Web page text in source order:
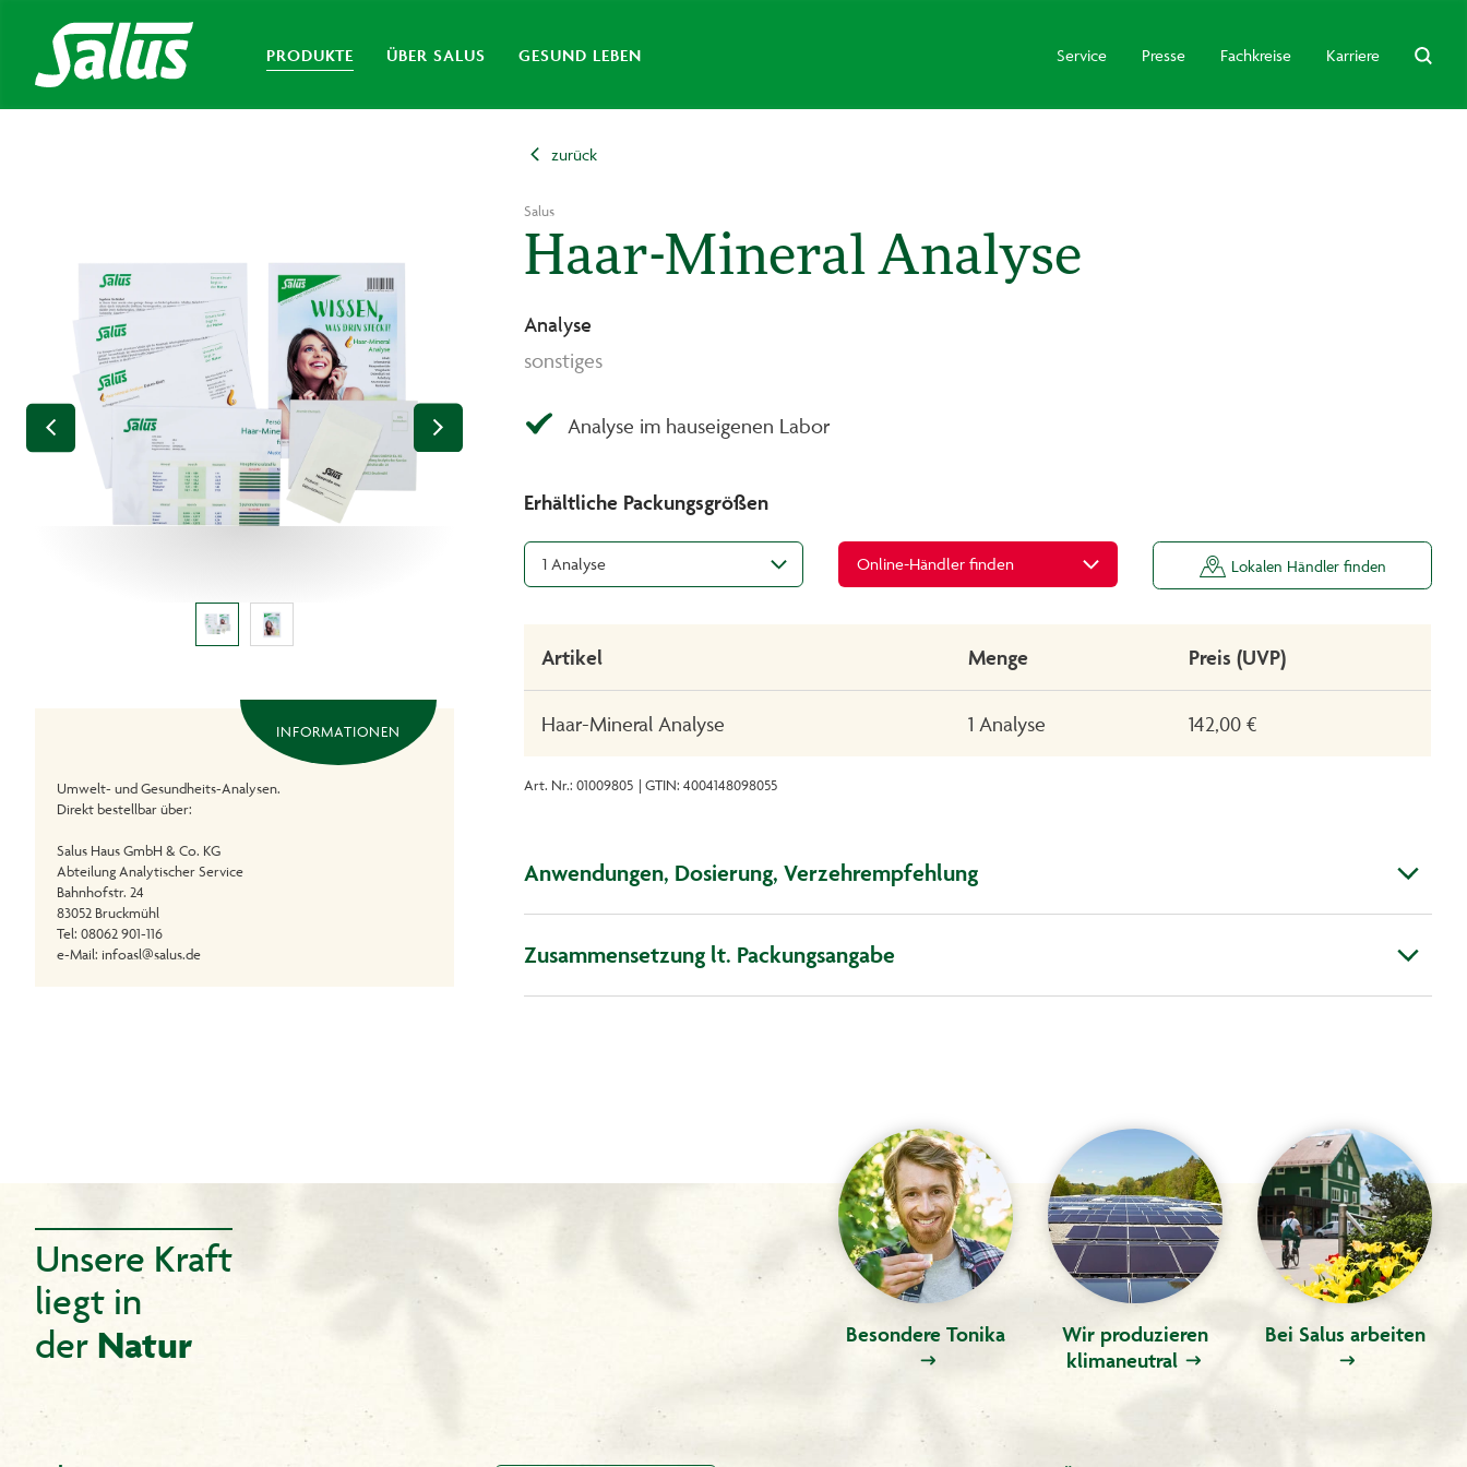
PRODUKTE ÜBER SALUS GESUND LEBEN Service Presse Fachkreise Karriere
zurück
INFORMATIONEN
Umwelt- und Gesundheits-Analysen.
Direkt bestellbar über:
Salus Haus GmbH & Co. KG
Abteilung Analytischer Service
Bahnhofstr. 24
83052 Bruckmühl
Tel: 08062 901-116
e-Mail: infoasl@salus.de
Salus
Haar-Mineral Analyse
Analyse
sonstiges
Analyse im hauseigenen Labor
Erhältliche Packungsgrößen
1 Analyse Online-Händler finden Lokalen Händler finden
Artikel Menge Preis (UVP)
Haar-Mineral Analyse 1 Analyse 142,00 €
Art. Nr.: 01009805 | GTIN: 4004148098055
Anwendungen, Dosierung, Verzehrempfehlung
Zusammensetzung lt. Packungsangabe
Besondere Tonika
Wir produzieren
klimaneutral
Bei Salus arbeiten
Unsere Kraft
liegt in
der Natur